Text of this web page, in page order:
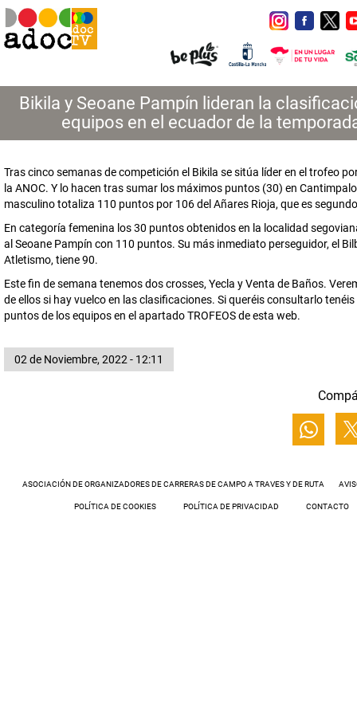
Bikila y Seoane Pampín lideran la
equipos en el ecuador de la
Tras cinco semanas de competición el Bikila se sitúa líder en el trofeo
la ANOC. Y lo hacen tras sumar los máximos puntos (30) en
masculino totaliza 110 puntos por 106 del Añares Rioja, que es
En categoría femenina los 30 puntos obtenidos en la localidad
al Seoane Pampín con 110 puntos. Su más inmediato perseguidor, el
Atletismo, tiene 90.
Este fin de semana tenemos dos crosses, Yecla y Venta de Baños.
de ellos si hay vuelco en las clasificaciones. Si queréis consultarlo
puntos de los equipos en el apartado TROFEOS de esta web.
02 de Noviembre, 2022 - 12:11
ASOCIACIÓN DE ORGANIZADORES DE CARRERAS DE CAMPO A TRAVES Y DE RUTA
POLÍTICA DE COOKIES POLÍTICA DE PRIVACIDAD CONTACTO